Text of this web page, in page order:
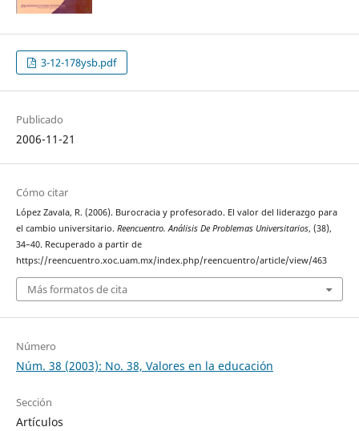
3-12-178ysb.pdf
Publicado
2006-11-21
Cómo citar
López Zavala, R. (2006). Burocracia y profesorado. El valor del liderazgo para
el cambio universitario. Reencuentro. Análisis De Problemas Universitarios, (38),
34–40. Recuperado a partir de
https://reencuentro.xoc.uam.mx/index.php/reencuentro/article/view/463
Más formatos de cita
Número
Núm. 38 (2003): No. 38, Valores en la educación
Sección
Artículos